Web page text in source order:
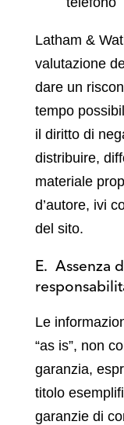
Latham &
valutazione
dare un
tempo
il diritto di
distribuire,
materiale
d’autore, ivi
del sito.
E. Assenza
Le
“as is”, non
garanzia,
titolo
garanzie di